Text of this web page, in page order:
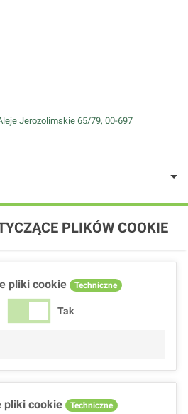
Jerozolimskie 65/79, 00-697
PLIKÓW COOKIE
pliki cookie Techniczne
Tak
pliki cookie Techniczne